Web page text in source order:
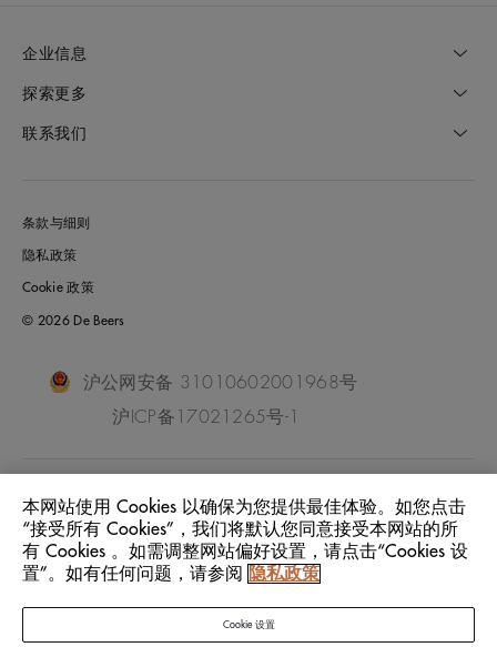
企业信息
探索更多
联系我们
条款与细则
隐私政策
Cookie 政策
© 2026 De Beers
沪公网安备 31010602001968号
沪ICP备17021265号-1
位置: China Mainland
语言: 中文
本网站使用 Cookies 以确保为您提供最佳体验。如您点击
“接受所有 Cookies”，我们将默认您同意接受本网站的所
有 Cookies 。如需调整网站偏好设置，请点击“Cookies 设
置”。如有任何问题，请参阅
隐私政策
Cookie 设置